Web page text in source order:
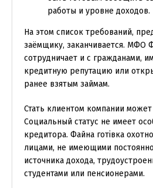
работы и уровне доходов.
На этом список требований,
заёмщику, заканчивается. МФО
сотрудничает и с гражданами,
кредитную репутацию или
ранее взятым займам.
Стать клиентом компании
Социальный статус не имеет
кредитора. Файна готівка
лицами, не имеющими
источника дохода,
студентами или пенсионерами.